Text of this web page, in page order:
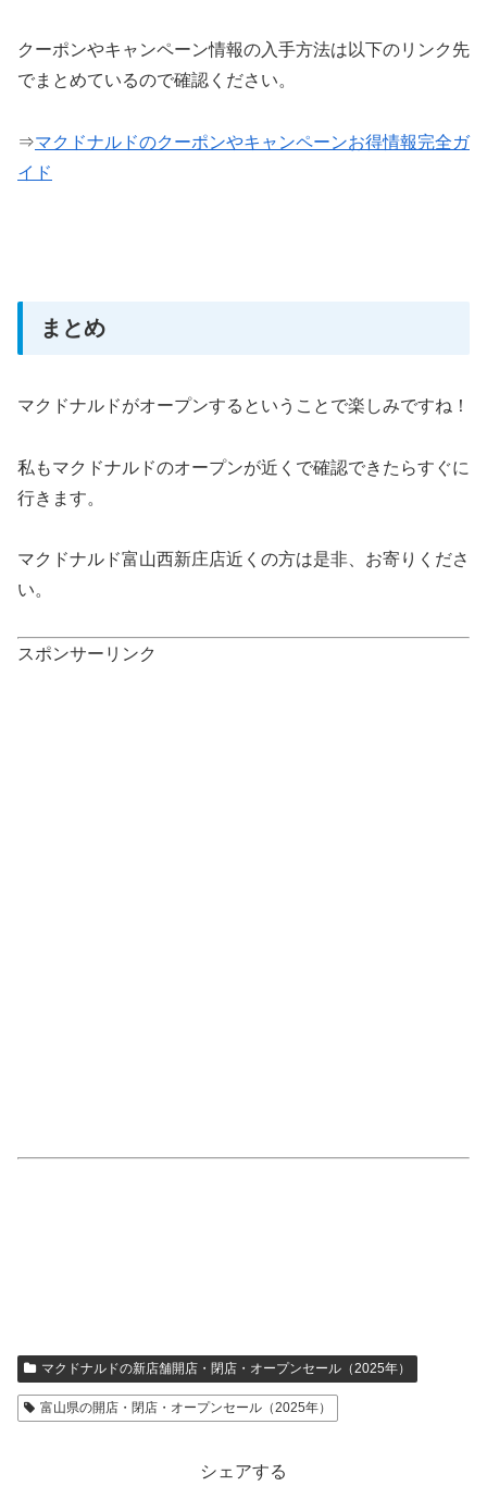
クーポンやキャンペーン情報の入手方法は以下のリンク先
でまとめているので確認ください。
⇒マクドナルドのクーポンやキャンペーンお得情報完全ガ
イド
まとめ
マクドナルドがオープンするということで楽しみですね！
私もマクドナルドのオープンが近くで確認できたらすぐに
行きます。
マクドナルド富山西新庄店近くの方は是非、お寄りくださ
い。
スポンサーリンク
マクドナルドの新店舗開店・閉店・オープンセール（2025年）
富山県の開店・閉店・オープンセール（2025年）
シェアする